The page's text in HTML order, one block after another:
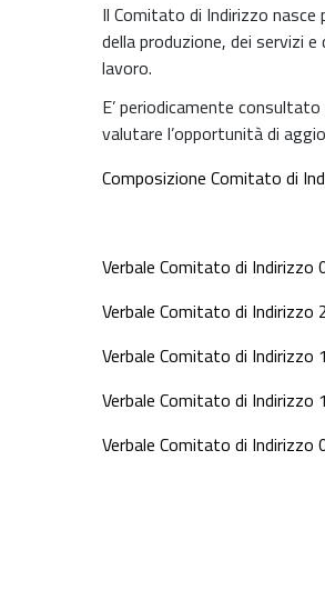
Il Comitato di Indirizzo
della produzione, dei servizi
lavoro.
E’ periodicamente
valutare l’opportunità di
Composizione Comitato di
Verbale Comitato di
Verbale Comitato di
Verbale Comitato di
Verbale Comitato di
Verbale Comitato di